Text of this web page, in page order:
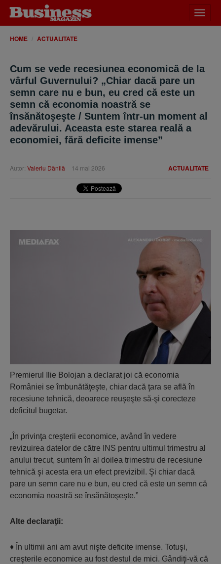
meniu
HOME ACTUALITATE
Cum se vede recesiunea economică de la
vârful Guvernului? „Chiar dacă pare un
semn care nu e bun, eu cred că este un
semn că economia noastră se
însănătoşeşte / Suntem într-un moment al
adevărului. Aceasta este starea reală a
economiei, fără deficite imense”
ACTUALITATE
Autor: Valeriu Dănilă 14 mai 2026
Premierul Ilie Bolojan a declarat joi că economia
României se îmbunătăţeşte, chiar dacă ţara se află în
recesiune tehnică, deoarece reuşeşte să-şi corecteze
deficitul bugetar.
„În privinţa creşterii economice, având în vedere
revizuirea datelor de către INS pentru ultimul trimestru al
anului trecut, suntem în al doilea trimestru de recesiune
tehnică şi acesta era un efect previzibil. Şi chiar dacă
pare un semn care nu e bun, eu cred că este un semn că
economia noastră se însănătoşeşte.”
Alte declaraţii:
♦ În ultimii ani am avut nişte deficite imense. Totuşi,
creşterile economice au fost destul de mici. Gândiţi-vă că